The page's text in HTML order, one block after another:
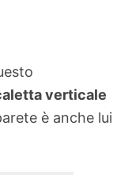
verticale
è anche lui